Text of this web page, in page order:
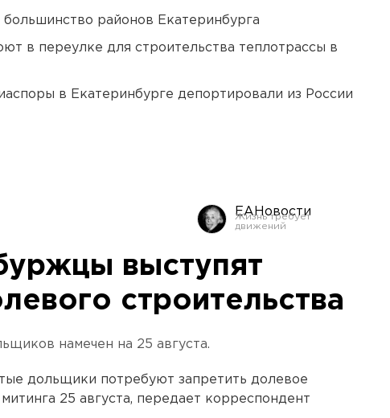
районов Екатеринбурга
в переулке для строительства теплотрассы в
в Екатеринбурге депортировали из России
ЕАНовости
выступят
строительства
намечен на 25 августа.
дольщики потребуют запретить долевое
25 августа, передает корреспондент